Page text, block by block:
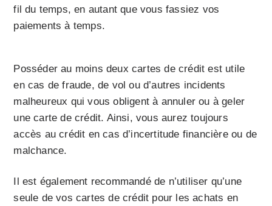
fil du temps, en autant que vous fassiez vos
paiements à temps.
Posséder au moins deux cartes de crédit est utile
en cas de fraude, de vol ou d’autres incidents
malheureux qui vous obligent à annuler ou à geler
une carte de crédit. Ainsi, vous aurez toujours
accès au crédit en cas d’incertitude financière ou de
malchance.
Il est également recommandé de n’utiliser qu’une
seule de vos cartes de crédit pour les achats en